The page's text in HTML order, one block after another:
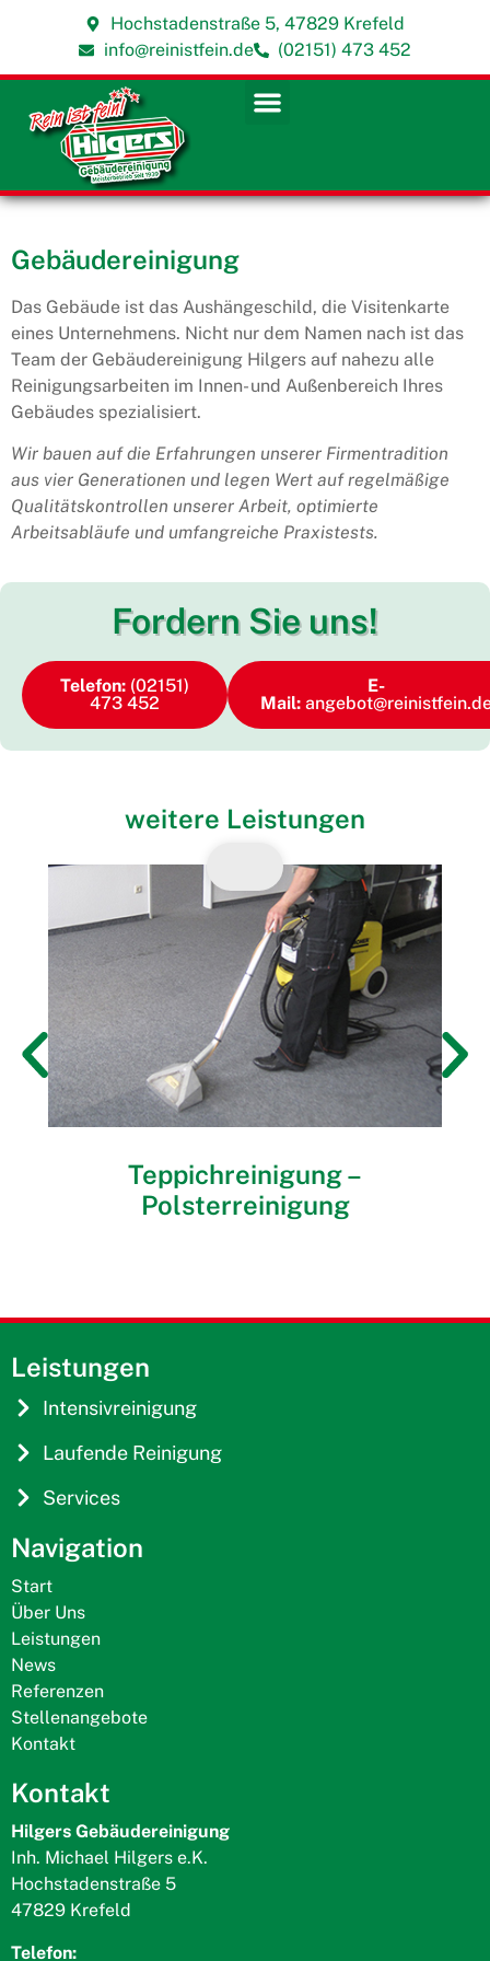
Hochstadenstraße 5, 47829 Krefeld
info@reinistfein.de
(02151) 473 452
Gebäudereinigung
Das Gebäude ist das Aushängeschild, die Visitenkarte
eines Unternehmens. Nicht nur dem Namen nach ist das
Team der Gebäudereinigung Hilgers auf nahezu alle
Reinigungsarbeiten im Innen- und Außenbereich Ihres
Gebäudes spezialisiert.
Wir bauen auf die Erfahrungen unserer Firmentradition
aus vier Generationen und legen Wert auf regelmäßige
Qualitätskontrollen unserer Arbeit, optimierte
Arbeitsabläufe und umfangreiche Praxistests.
Fordern Sie uns!
Telefon:(02151)
473 452
E-
Mail:
weitere Leistungen
Teppichreinigung –
Polsterreinigung
Leistungen
Intensivreinigung
Laufende Reinigung
Services
Navigation
Start
Über Uns
Leistungen
News
Referenzen
Stellenangebote
Kontakt
Kontakt
Hilgers Gebäudereinigung
Inh. Michael Hilgers e.K.
Hochstadenstraße 5
47829 Krefeld
Telefon: